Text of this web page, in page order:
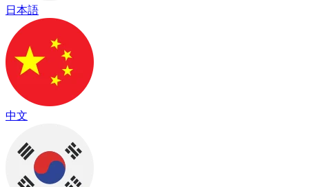
日本語
中文